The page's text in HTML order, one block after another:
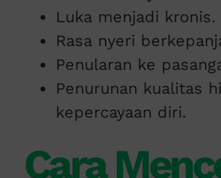
Luka menjadi kronis.
Rasa nyeri
Penularan ke
Penurunan kualitas
kepercayaan diri.
Cara